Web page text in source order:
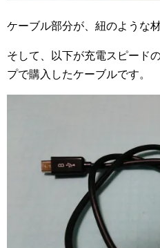
ケーブル部分が、紐のような
そして、以下が充電スピード
プで購入したケーブルです。